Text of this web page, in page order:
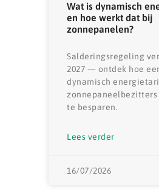
Wat is dynamisch
en hoe werkt dat bij
zonnepanelen?
Salderingsregeling
2027 — ontdek hoe
dynamisch
te besparen.
Lees verder
16/07/2026